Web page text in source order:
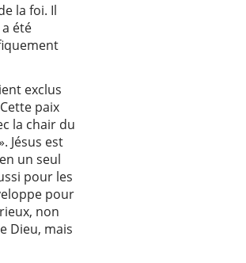
la foi. Il
été
exclus
paix
la chair du
Jésus est
un seul
pour les
pour
non
Dieu, mais